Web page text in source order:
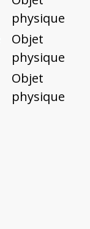
physique
Objet
physique
Objet
physique